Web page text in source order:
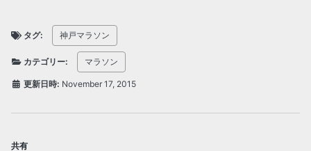
タグ: 神戸マラソン
カテゴリー: マラソン
更新日時: November 17, 2015
共有